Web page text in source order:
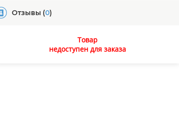
Отзывы (0)
Товар
недоступен для заказа